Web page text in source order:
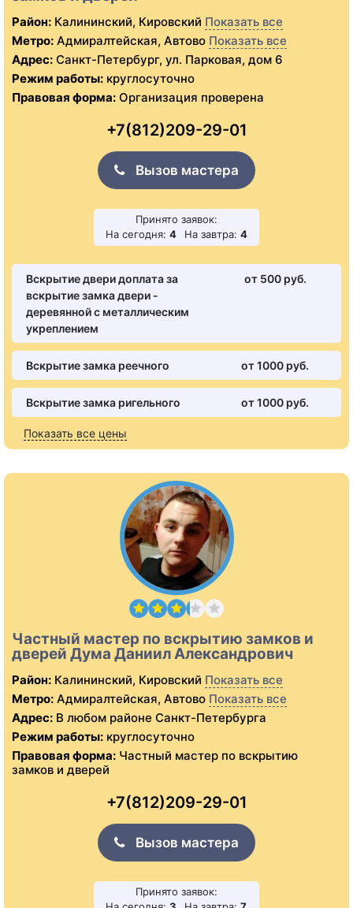
Район: Калининский, Кировский Показать все
Метро: Адмиралтейская, Автово Показать все
Адрес: Санкт-Петербург, ул. Парковая, дом 6
Режим работы: круглосуточно
Правовая форма: Организация проверена
+7(812)209-29-01
Вызов мастера
Принято заявок:
На сегодня: 4 На завтра: 4
Вскрытие двери доплата за
вскрытие замка двери -
деревянной с металлическим
укреплением
от 500 pуб.
Вскрытие замка реечного от 1000 pуб.
Вскрытие замка ригельного от 1000 pуб.
Показать все цены
Частный мастер по вскрытию замков и
дверей Дума Даниил Александрович
Район: Калининский, Кировский Показать все
Метро: Адмиралтейская, Автово Показать все
Адрес: В любом районе Санкт-Петербурга
Режим работы: круглосуточно
Правовая форма: Частный мастер по вскрытию
замков и дверей
+7(812)209-29-01
Вызов мастера
Принято заявок: